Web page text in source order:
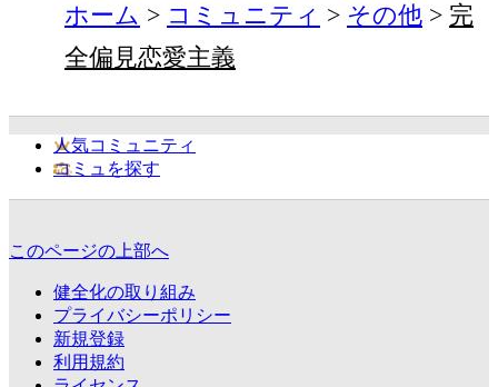
ホーム コミュニティ その他
完
全偏見恋愛主義
人気コミュニティ
コミュを探す
このページの上部へ
健全化の取り組み
プライバシーポリシー
新規登録
利用規約